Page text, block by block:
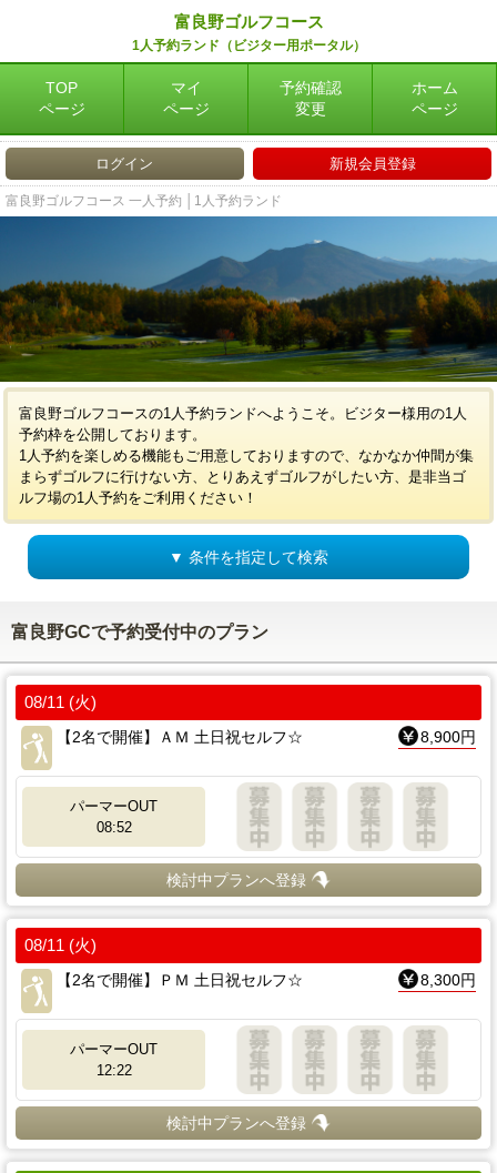
富良野ゴルフコース
1人予約ランド（ビジター用ポータル）
TOP
ページ
マイ
ページ
予約確認
変更
ホーム
ページ
ログイン 新規会員登録
富良野ゴルフコース 一人予約 │1人予約ランド
富良野ゴルフコースの1人予約ランドへようこそ。ビジター様用の1人
予約枠を公開しております。
1人予約を楽しめる機能もご用意しておりますので、なかなか仲間が集
まらずゴルフに行けない方、とりあえずゴルフがしたい方、是非当ゴ
ルフ場の1人予約をご利用ください！
▼ 条件を指定して検索
富良野GCで予約受付中のプラン
08/11 (火)
【2名で開催】ＡＭ 土日祝セルフ☆
8,900円
パーマーOUT
08:52
検討中プランへ登録
08/11 (火)
【2名で開催】ＰＭ 土日祝セルフ☆
8,300円
パーマーOUT
12:22
検討中プランへ登録